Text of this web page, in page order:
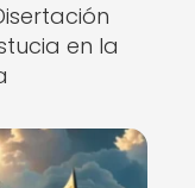
en la